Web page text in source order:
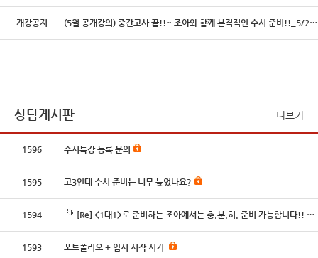
개강공지 (5월 공개강의) 중간고사 끝!!~ 조아와 함께 본격적인 수시 준비!!_5/2(토) 1시
상담게시판
1596 수시특강 등록 문의
1595 고3인데 수시 준비는 너무 늦었나요?
1594 [Re] <1대1>로 준비하는 조아에서는 충.분.히. 준비 가능합니다!! 조아와 함께 도전하세요!
1593 포트폴리오 + 입시 시작 시기
더보기